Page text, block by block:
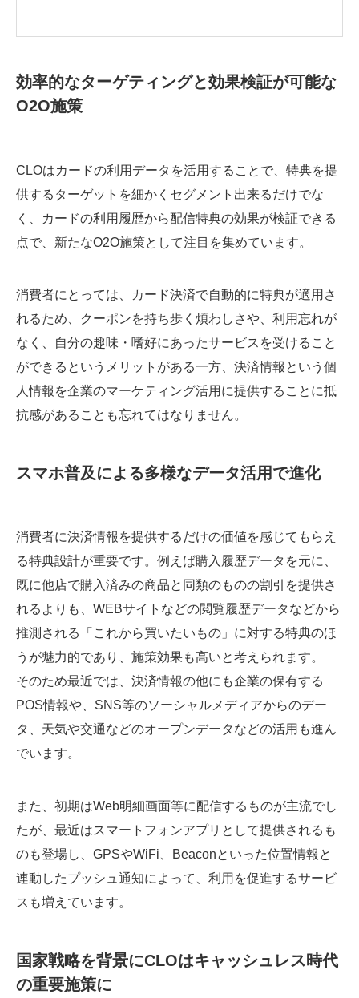
効率的なターゲティングと効果検証が可能な
O2O施策
CLOはカードの利用データを活用することで、特典を提
供するターゲットを細かくセグメント出来るだけでな
く、カードの利用履歴から配信特典の効果が検証できる
点で、新たなO2O施策として注目を集めています。
消費者にとっては、カード決済で自動的に特典が適用さ
れるため、クーポンを持ち歩く煩わしさや、利用忘れが
なく、自分の趣味・嗜好にあったサービスを受けること
ができるというメリットがある一方、決済情報という個
人情報を企業のマーケティング活用に提供することに抵
抗感があることも忘れてはなりません。
スマホ普及による多様なデータ活用で進化
消費者に決済情報を提供するだけの価値を感じてもらえ
る特典設計が重要です。例えば購入履歴データを元に、
既に他店で購入済みの商品と同類のものの割引を提供さ
れるよりも、WEBサイトなどの閲覧履歴データなどから
推測される「これから買いたいもの」に対する特典のほ
うが魅力的であり、施策効果も高いと考えられます。
そのため最近では、決済情報の他にも企業の保有する
POS情報や、SNS等のソーシャルメディアからのデー
タ、天気や交通などのオープンデータなどの活用も進ん
でいます。
また、初期はWeb明細画面等に配信するものが主流でし
たが、最近はスマートフォンアプリとして提供されるも
のも登場し、GPSやWiFi、Beaconといった位置情報と
連動したプッシュ通知によって、利用を促進するサービ
スも増えています。
国家戦略を背景にCLOはキャッシュレス時代
の重要施策に